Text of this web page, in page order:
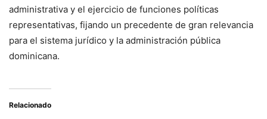
administrativa y el ejercicio de funciones políticas
representativas, fijando un precedente de gran relevancia
para el sistema jurídico y la administración pública
dominicana.
Relacionado